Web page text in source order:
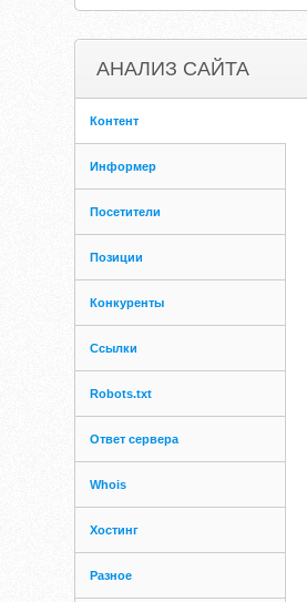
АНАЛИЗ САЙТА
Контент
Информер
Посетители
Позиции
Конкуренты
Ссылки
Robots.txt
Ответ сервера
Whois
Хостинг
Разное